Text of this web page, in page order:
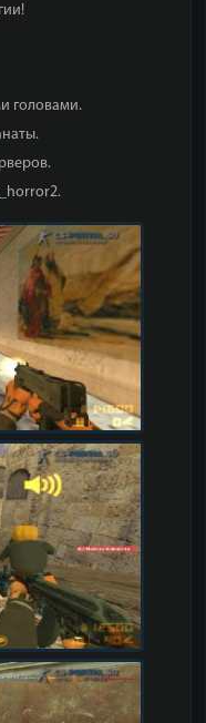
головами.